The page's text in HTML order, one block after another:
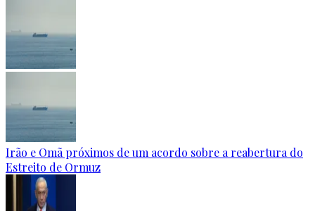
Irão e Omã próximos de um acordo sobre a reabertura do
Estreito de Ormuz